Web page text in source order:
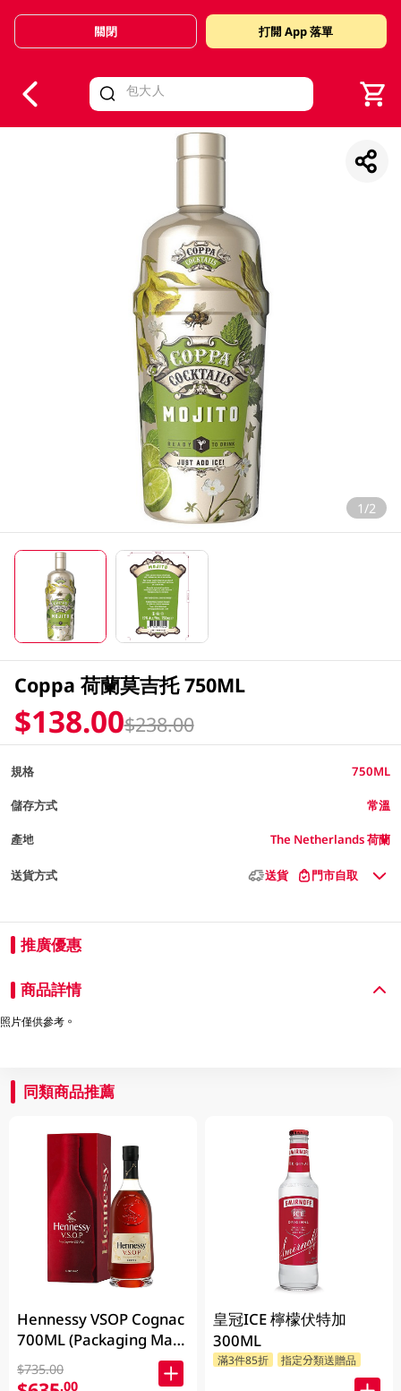
Valid Until 30 June 2026
關閉 打開 App 落單
1/2
Coppa 荷蘭莫吉托 750ML
$138.00$238.00
規格 750ML
儲存方式 常溫
產地 The Netherlands 荷蘭
送貨方式 送貨 門市自取
推廣優惠
商品詳情
照片僅供參考。
同類商品推薦
Hennessy VSOP Cognac
700ML (Packaging May
Vary )
$735.00
.00
皇冠ICE 檸檬伏特加
300ML
滿3件85折 指定分類送贈品